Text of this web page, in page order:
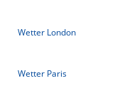
Wetter London
Wetter Paris